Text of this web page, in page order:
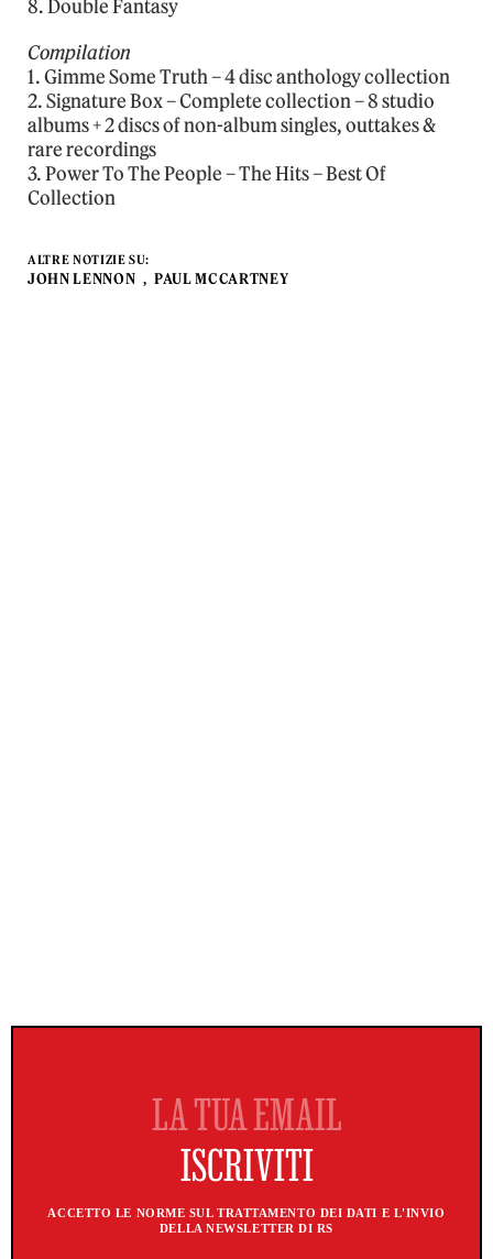
8. Double Fantasy
Compilation
1. Gimme Some Truth – 4 disc anthology collection
2. Signature Box – Complete collection – 8 studio
albums + 2 discs of non-album singles, outtakes &
rare recordings
3. Power To The People – The Hits – Best Of
Collection
ALTRE NOTIZIE SU:
JOHN LENNON PAUL MCCARTNEY
ACCETTO LE NORME SUL TRATTAMENTO DEI DATI E L'INVIO
DELLA NEWSLETTER DI RS